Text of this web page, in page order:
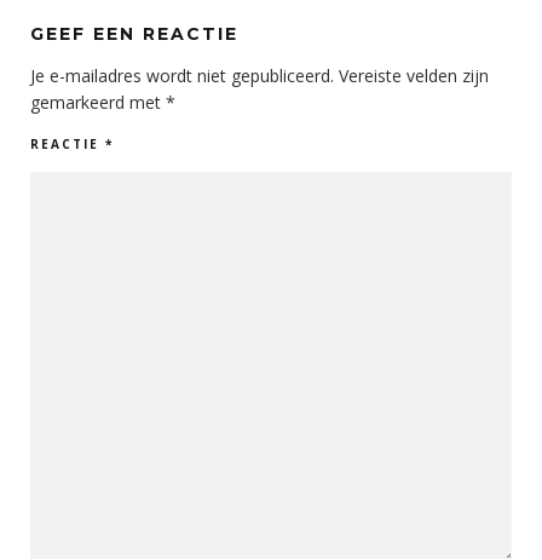
GEEF EEN REACTIE
Je e-mailadres wordt niet gepubliceerd. Vereiste velden zijn
gemarkeerd met *
REACTIE *